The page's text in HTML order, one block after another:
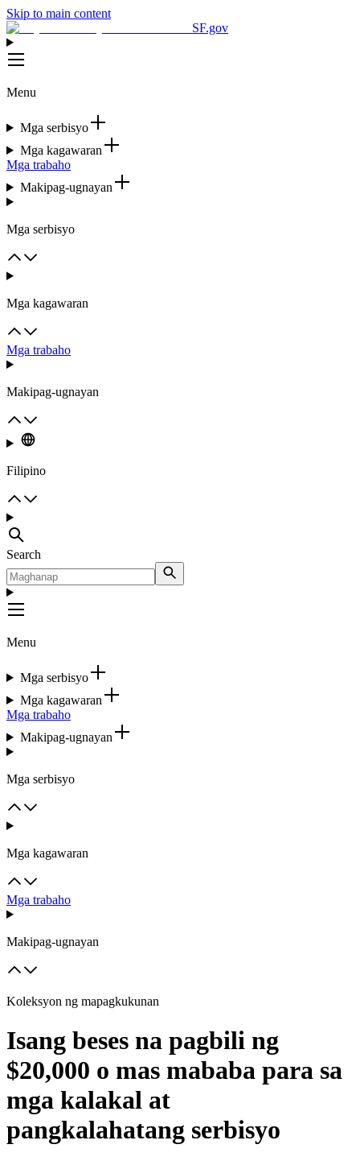
Skip to main content
SF.gov
Menu
Mga serbisyo
Mga kagawaran
Mga trabaho
Makipag-ugnayan
Mga serbisyo
Mga kagawaran
Mga trabaho
Makipag-ugnayan
Filipino
Search
Menu
Mga serbisyo
Mga kagawaran
Mga trabaho
Makipag-ugnayan
Mga serbisyo
Mga kagawaran
Mga trabaho
Makipag-ugnayan
Koleksyon ng mapagkukunan
Isang beses na pagbili ng
$20,000 o mas mababa para sa
mga kalakal at
pangkalahatang serbisyo